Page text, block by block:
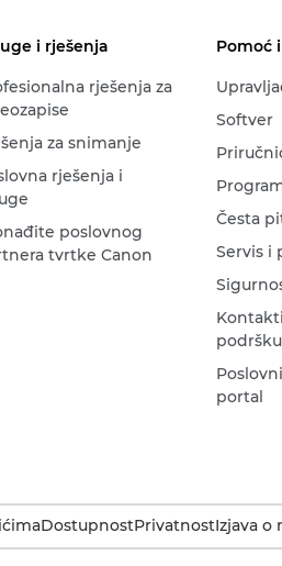
i rješenja
rješenja za
za snimanje
rješenja i
poslovnog
tvrtke Canon
Pomoć
Softver
Česta
Servis i
podršku
portal
DostupnostPrivatnostIzjava o